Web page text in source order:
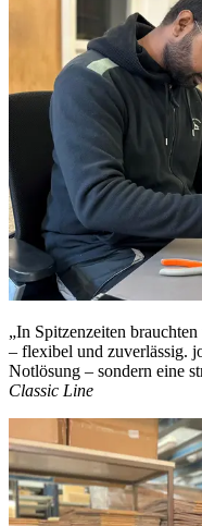
„In Spitzenzeiten
– flexibel und zuverlässig.
Notlösung – sondern eine
Classic Line